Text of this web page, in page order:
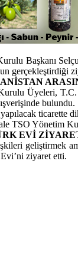
Başkanı
gerçekleştirdiği
Üyeleri, T.C.
bulundu.
ticarette
TSO Yönetim
EVİ
geliştirmek
ziyaret etti.